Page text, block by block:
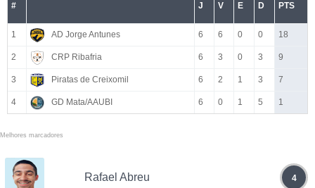
# J V E D PTS
1 AD Jorge Antunes 6 6 0 0 18
2 CRP Ribafria 6 3 0 3 9
3 Piratas de Creixomil 6 2 1 3 7
4 GD Mata/AAUBI 6 0 1 5 1
Melhores marcadores
Rafael Abreu 4